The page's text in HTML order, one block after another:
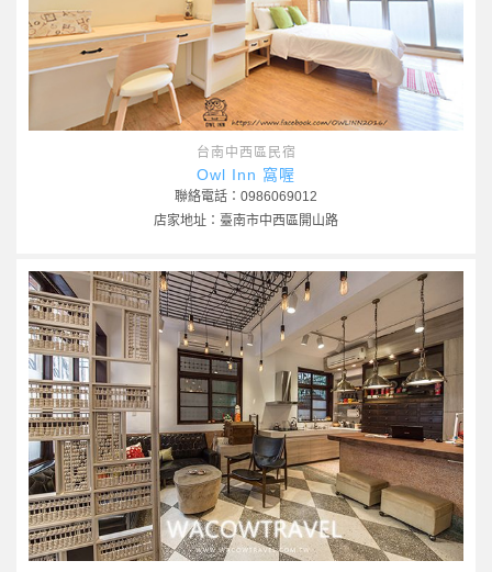
台南中西區民宿
Owl Inn 窩喔
聯絡電話：0986069012
店家地址：臺南市中西區開山路